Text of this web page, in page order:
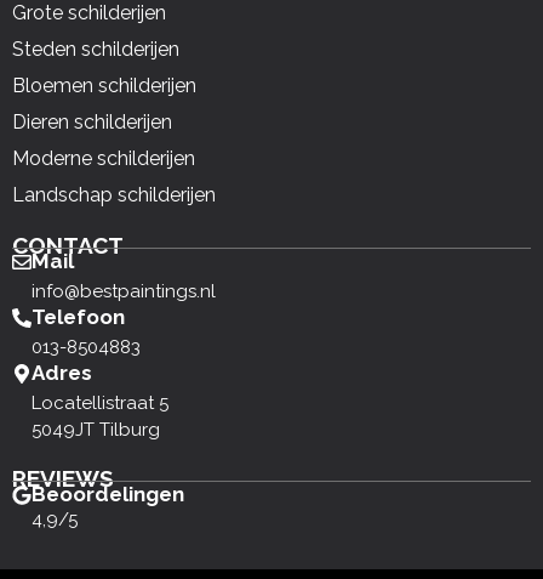
Grote schilderijen
Steden schilderijen
Bloemen schilderijen
Dieren schilderijen
Moderne schilderijen
Landschap schilderijen
CONTACT
Mail
info@bestpaintings.nl
Telefoon
013-8504883
Adres
Locatellistraat 5
5049JT Tilburg
REVIEWS
Beoordelingen
4,9/5